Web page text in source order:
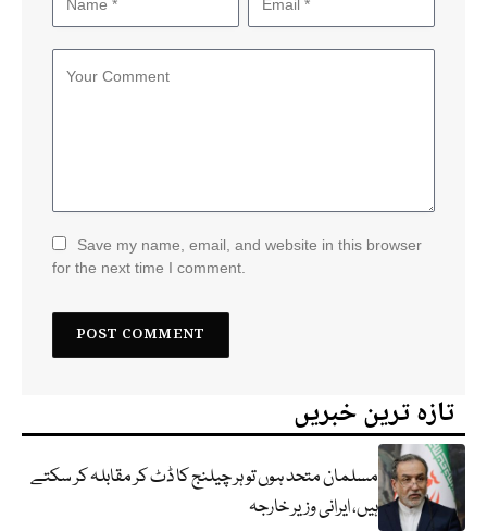
Save my name, email, and website in this browser
for the next time I comment.
تازہ ترین خبریں
مسلمان متحد ہوں تو ہر چیلنج کا ڈٹ کر مقابلہ کر سکتے
ہیں، ایرانی وزیر خارجہ